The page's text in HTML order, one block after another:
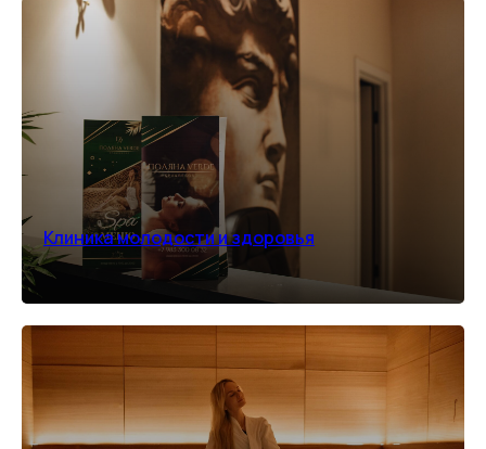
Клиника молодости и здоровья